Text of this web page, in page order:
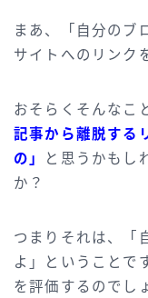
まあ、「自分のブ
サイトへのリンク
おそらくそんなこ
記事から離脱する
の」
と思うかもし
か？
つまりそれは、「
よ」ということで
を評価するのでし